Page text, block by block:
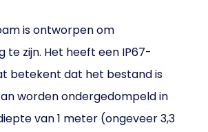
is ontworpen om
te zijn. Het heeft een IP67-
betekent dat het bestand is
worden ondergedompeld in
van 1 meter (ongeveer 3,3